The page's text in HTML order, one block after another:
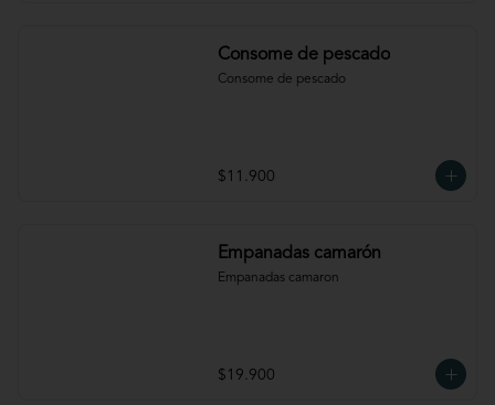
Consome de pescado
Consome de pescado
$11.900
Empanadas camarón
Empanadas camaron
$19.900